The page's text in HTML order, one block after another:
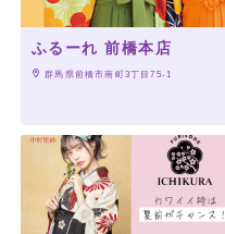
ふるーれ 前橋本店
群馬県前橋市南町3丁目75-1